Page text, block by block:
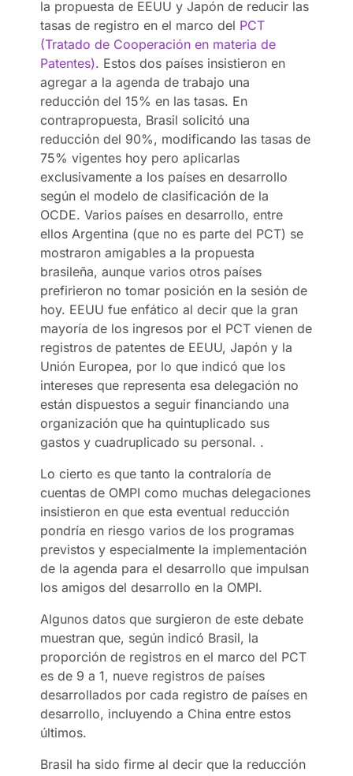
la propuesta de EEUU y Japón de reducir las
tasas de registro en el marco del PCT
(Tratado de Cooperación en materia de
Patentes). Estos dos países insistieron en
agregar a la agenda de trabajo una
reducción del 15% en las tasas. En
contrapropuesta, Brasil solicitó una
reducción del 90%, modificando las tasas de
75% vigentes hoy pero aplicarlas
exclusivamente a los países en desarrollo
según el modelo de clasificación de la
OCDE. Varios países en desarrollo, entre
ellos Argentina (que no es parte del PCT) se
mostraron amigables a la propuesta
brasileña, aunque varios otros países
prefirieron no tomar posición en la sesión de
hoy. EEUU fue enfático al decir que la gran
mayoría de los ingresos por el PCT vienen de
registros de patentes de EEUU, Japón y la
Unión Europea, por lo que indicó que los
intereses que representa esa delegación no
están dispuestos a seguir financiando una
organización que ha quintuplicado sus
gastos y cuadruplicado su personal. .
Lo cierto es que tanto la contraloría de
cuentas de OMPI como muchas delegaciones
insistieron en que esta eventual reducción
pondría en riesgo varios de los programas
previstos y especialmente la implementación
de la agenda para el desarrollo que impulsan
los amigos del desarrollo en la OMPI.
Algunos datos que surgieron de este debate
muestran que, según indicó Brasil, la
proporción de registros en el marco del PCT
es de 9 a 1, nueve registros de países
desarrollados por cada registro de países en
desarrollo, incluyendo a China entre estos
últimos.
Brasil ha sido firme al decir que la reducción